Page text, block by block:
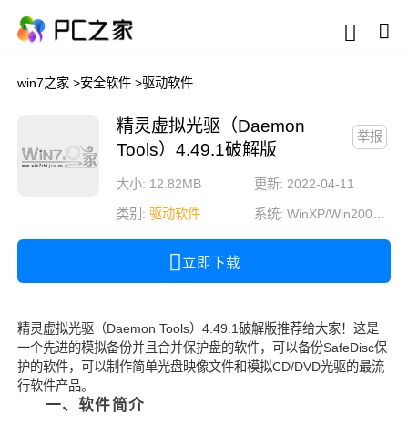
win7之家 >安全软件 >驱动软件
精灵虚拟光驱（Daemon
Tools）4.49.1破解版
举报
大小: 12.82MB 更新: 2022-04-11
类别: 驱动软件 系统: WinXP/Win2003/Win2000/Vista/Win7/Win8/Win8.1/Win10
立即下载
精灵虚拟光驱（Daemon Tools）4.49.1破解版推荐给大家！这是
一个先进的模拟备份并且合并保护盘的软件，可以备份SafeDisc保
护的软件，可以制作简单光盘映像文件和模拟CD/DVD光驱的最流
行软件产品。
一、软件简介